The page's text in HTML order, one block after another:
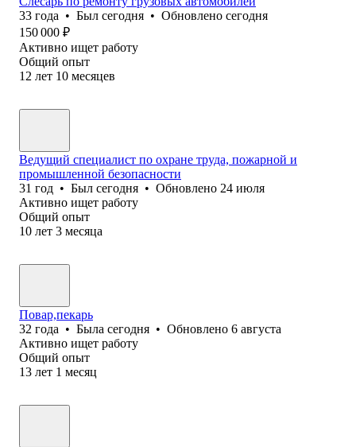
33 года • Был сегодня • Обновлено сегодня
150 000 ₽
Активно ищет работу
Общий опыт
12 лет 10 месяцев
Ведущий специалист по охране труда, пожарной и
промышленной безопасности
31 год • Был сегодня • Обновлено 24 июля
Активно ищет работу
Общий опыт
10 лет 3 месяца
Повар,пекарь
32 года • Была сегодня • Обновлено 6 августа
Активно ищет работу
Общий опыт
13 лет 1 месяц